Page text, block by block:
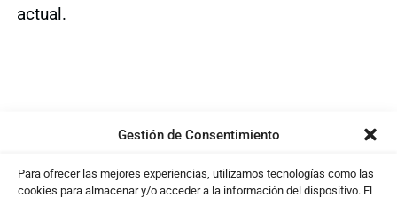
Gestión de Consentimiento
Para ofrecer las mejores experiencias, utilizamos tecnologías como las
cookies para almacenar y/o acceder a la información del dispositivo. El
actual.